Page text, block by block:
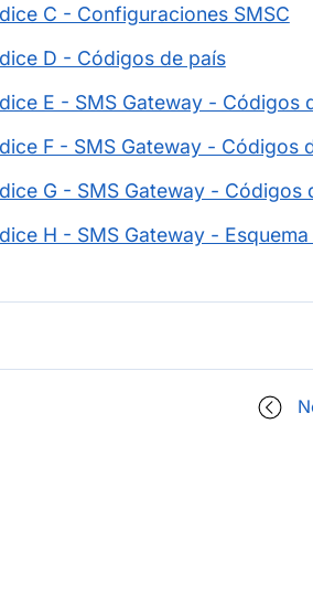
C - Configuraciones SMSC
D - Códigos de país
E - SMS Gateway - Códigos
F - SMS Gateway - Códigos
G - SMS Gateway - Códigos
H - SMS Gateway -